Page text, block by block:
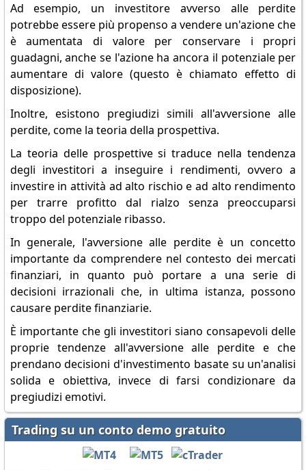
Ad esempio, un investitore avverso alle perdite
potrebbe essere più propenso a vendere un'azione che
è aumentata di valore per conservare i propri
guadagni, anche se l'azione ha ancora il potenziale per
aumentare di valore (questo è chiamato effetto di
disposizione).
Inoltre, esistono pregiudizi simili all'avversione alle
perdite, come la teoria della prospettiva.
La teoria delle prospettive si traduce nella tendenza
degli investitori a inseguire i rendimenti, ovvero a
investire in attività ad alto rischio e ad alto rendimento
per trarre profitto dal rialzo senza preoccuparsi
troppo del potenziale ribasso.
In generale, l'avversione alle perdite è un concetto
importante da comprendere nel contesto dei mercati
finanziari, in quanto può portare a una serie di
decisioni irrazionali che, in ultima istanza, possono
causare perdite finanziarie.
È importante che gli investitori siano consapevoli delle
proprie tendenze all'avversione alle perdite e che
prendano decisioni d'investimento basate su un'analisi
solida e obiettiva, invece di farsi condizionare da
pregiudizi emotivi.
Trading su un conto demo gratuito